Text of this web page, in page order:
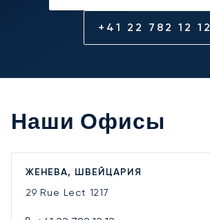
+41 22 782 12 12
Наши Офисы
ЖЕНЕВА, ШВЕЙЦАРИЯ
29 Rue Lect 1217